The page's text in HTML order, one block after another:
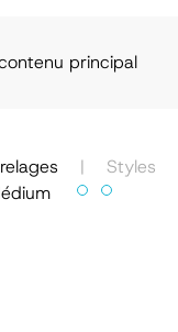
principal
Styles